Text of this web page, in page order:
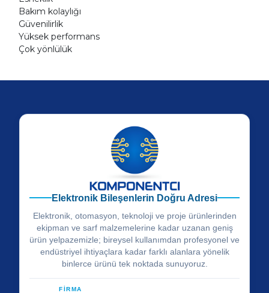
Bakım kolaylığı
Güvenilirlik
Yüksek performans
Çok yönlülük
Elektronik Bileşenlerin Doğru Adresi
Elektronik, otomasyon, teknoloji ve proje ürünlerinden
ekipman ve sarf malzemelerine kadar uzanan geniş
ürün yelpazemizle; bireysel kullanımdan profesyonel ve
endüstriyel ihtiyaçlara kadar farklı alanlara yönelik
binlerce ürünü tek noktada sunuyoruz.
FİRMA